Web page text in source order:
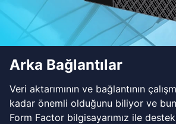
Arka Bağlantılar
Veri aktarımının ve bağlantının
kadar önemli olduğunu biliyor ve
Form Factor bilgisayarımız ile